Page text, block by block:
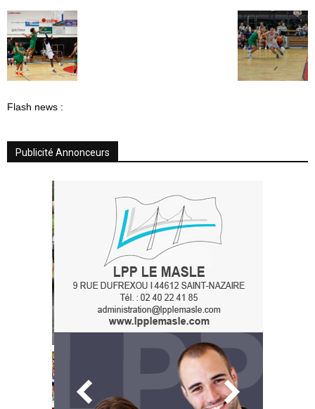
Flash news :
Publicité Annonceurs